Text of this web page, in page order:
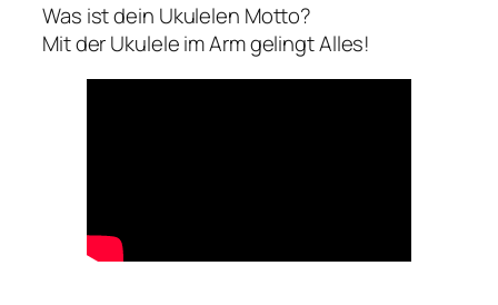
Was ist dein Ukulelen Motto?
Mit der Ukulele im Arm gelingt Alles!